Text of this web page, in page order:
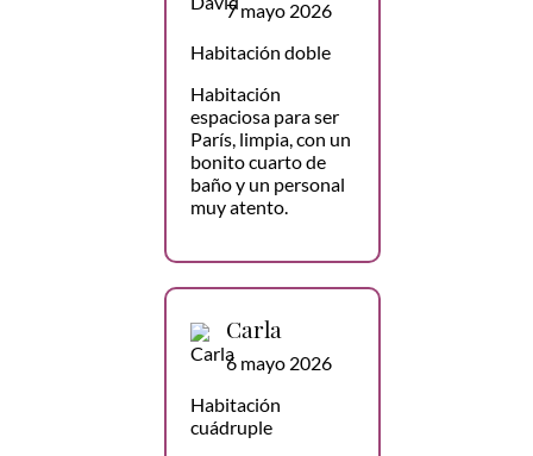
7 mayo 2026
Habitación doble
Habitación
espaciosa para ser
París, limpia, con un
bonito cuarto de
baño y un personal
muy atento.
Carla
6 mayo 2026
Habitación
cuádruple